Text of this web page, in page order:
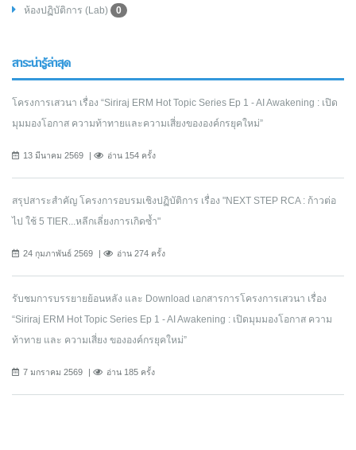
ห้องปฏิบัติการ (Lab) 0
สาระน่ารู้ล่าสุด
โครงการเสวนา เรื่อง “Siriraj ERM Hot Topic Series Ep 1 - AI Awakening : เปิด
มุมมองโอกาส ความท้าทายและความเสี่ยงขององค์กรยุคใหม่”
13 มีนาคม 2569 อ่าน 154 ครั้ง
สรุปสาระสำคัญ โครงการอบรมเชิงปฏิบัติการ เรื่อง "NEXT STEP RCA : ก้าวต่อ
ไป ใช้ 5 TIER...หลีกเลี่ยงการเกิดซ้ำ"
24 กุมภาพันธ์ 2569 อ่าน 274 ครั้ง
รับชมการบรรยายย้อนหลัง และ Download เอกสารการโครงการเสวนา เรื่อง
“Siriraj ERM Hot Topic Series Ep 1 - AI Awakening : เปิดมุมมองโอกาส ความ
ท้าทาย และ ความเสี่ยง ขององค์กรยุคใหม่”
7 มกราคม 2569 อ่าน 185 ครั้ง